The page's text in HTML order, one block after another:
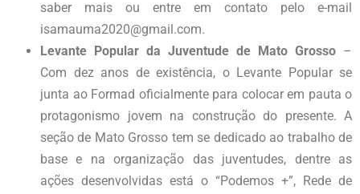
saber mais ou entre em contato pelo e-mail
isamauma2020@gmail.com.
Levante Popular da Juventude de Mato Grosso –
Com dez anos de existência, o Levante Popular se
junta ao Formad oficialmente para colocar em pauta o
protagonismo jovem na construção do presente. A
seção de Mato Grosso tem se dedicado ao trabalho de
base e na organização das juventudes, dentre as
ações desenvolvidas está o “Podemos +”, Rede de